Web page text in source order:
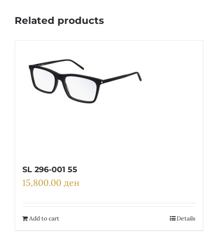
Related products
SL 296-001 55
15,800.00 ден
Add to cart Details